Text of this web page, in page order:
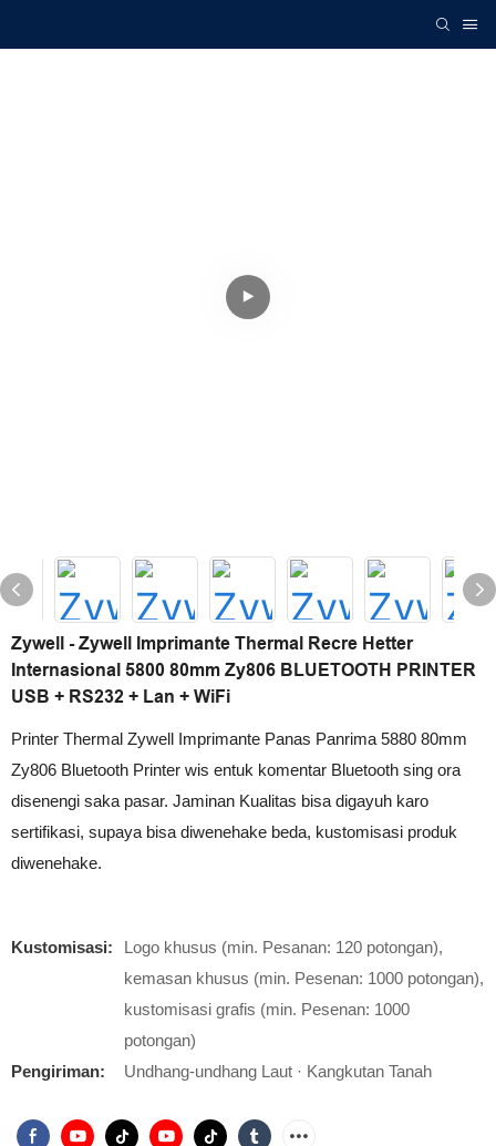
Zywell - Zywell Imprimante Thermal Recre Hetter
Internasional 5800 80mm Zy806 BLUETOOTH PRINTER
USB + RS232 + Lan + WiFi
Printer Thermal Zywell Imprimante Panas Panrima 5880 80mm
Zy806 Bluetooth Printer wis entuk komentar Bluetooth sing ora
disenengi saka pasar. Jaminan Kualitas bisa digayuh karo
sertifikasi, supaya bisa diwenehake beda, kustomisasi produk
diwenehake.
Kustomisasi:
Logo khusus (min. Pesanan: 120 potongan),
kemasan khusus (min. Pesenan: 1000 potongan),
kustomisasi grafis (min. Pesenan: 1000
potongan)
Pengiriman:
Undhang-undhang Laut · Kangkutan Tanah